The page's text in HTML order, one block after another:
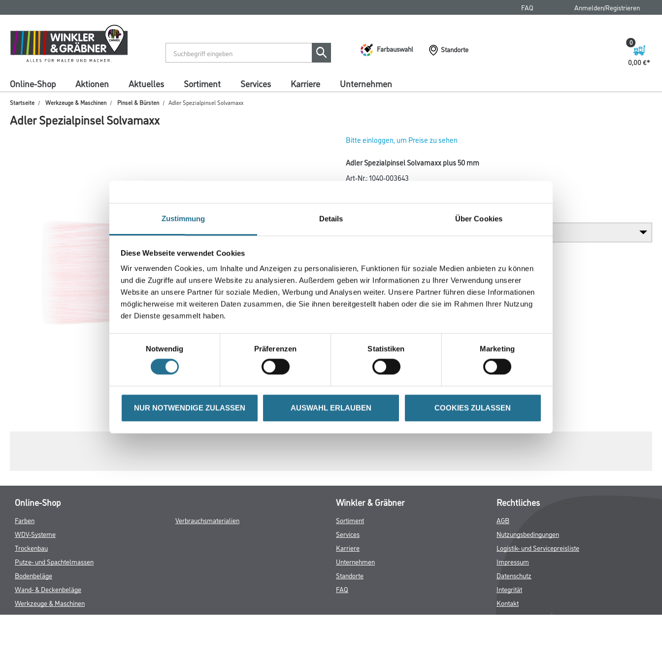
Zustimmung Details Über Cookies
Diese Webseite verwendet Cookies
Wir verwenden Cookies, um Inhalte und Anzeigen zu personalisieren, Funktionen für soziale Medien anbieten zu können
und die Zugriffe auf unsere Website zu analysieren. Außerdem geben wir Informationen zu Ihrer Verwendung unserer
Website an unsere Partner für soziale Medien, Werbung und Analysen weiter. Unsere Partner führen diese Informationen
möglicherweise mit weiteren Daten zusammen, die Sie ihnen bereitgestellt haben oder die sie im Rahmen Ihrer Nutzung
der Dienste gesammelt haben.
Notwendig
Präferenzen Statistiken Marketing
NUR NOTWENDIGE ZULASSEN AUSWAHL ERLAUBEN COOKIES ZULASSEN
springen
springen
FAQ Anmelden/Registrieren
Farbauswahl
Standorte
0,00 €
0
Online-Shop Aktionen Aktuelles Sortiment Services Karriere Unternehmen
Startseite Werkzeuge & Maschinen Pinsel & Bürsten Adler Spezialpinsel Solvamaxx
Adler Spezialpinsel Solvamaxx
Bitte einloggen, um Preise zu sehen
Adler Spezialpinsel Solvamaxx plus 50 mm
Art-Nr.:1040-003643
Umrechnungsfaktoren
Online-Shop
Farben
WDV-Systeme
Trockenbau
Putze- und Spachtelmassen
Bodenbeläge
Wand- & Deckenbeläge
Werkzeuge & Maschinen
Verbrauchsmaterialien
Winkler & Gräbner
Sortiment
Services
Karriere
Unternehmen
Standorte
FAQ
Rechtliches
AGB
Nutzungsbedingungen
Logistik- und Servicepreisliste
Impressum
Datenschutz
Integrität
Kontakt